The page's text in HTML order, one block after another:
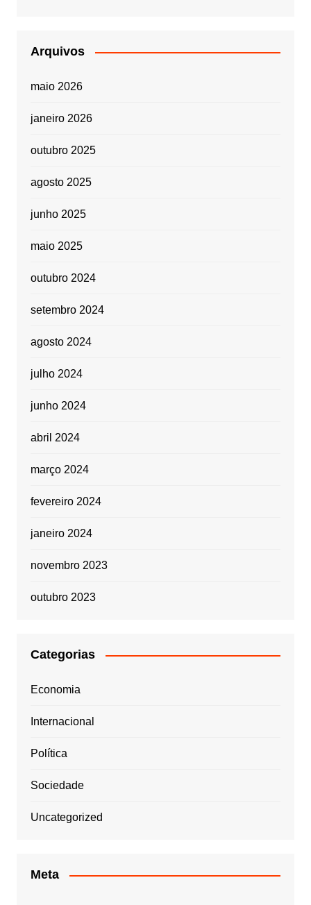
Arquivos
maio 2026
janeiro 2026
outubro 2025
agosto 2025
junho 2025
maio 2025
outubro 2024
setembro 2024
agosto 2024
julho 2024
junho 2024
abril 2024
março 2024
fevereiro 2024
janeiro 2024
novembro 2023
outubro 2023
Categorias
Economia
Internacional
Política
Sociedade
Uncategorized
Meta